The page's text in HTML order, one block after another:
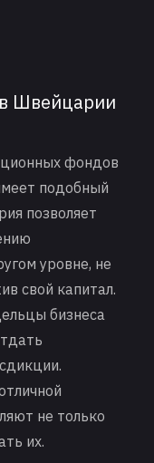
Швейцарии
фондов
подобный
позволяет
уровне, не
свой капитал.
бизнеса
не только
их.